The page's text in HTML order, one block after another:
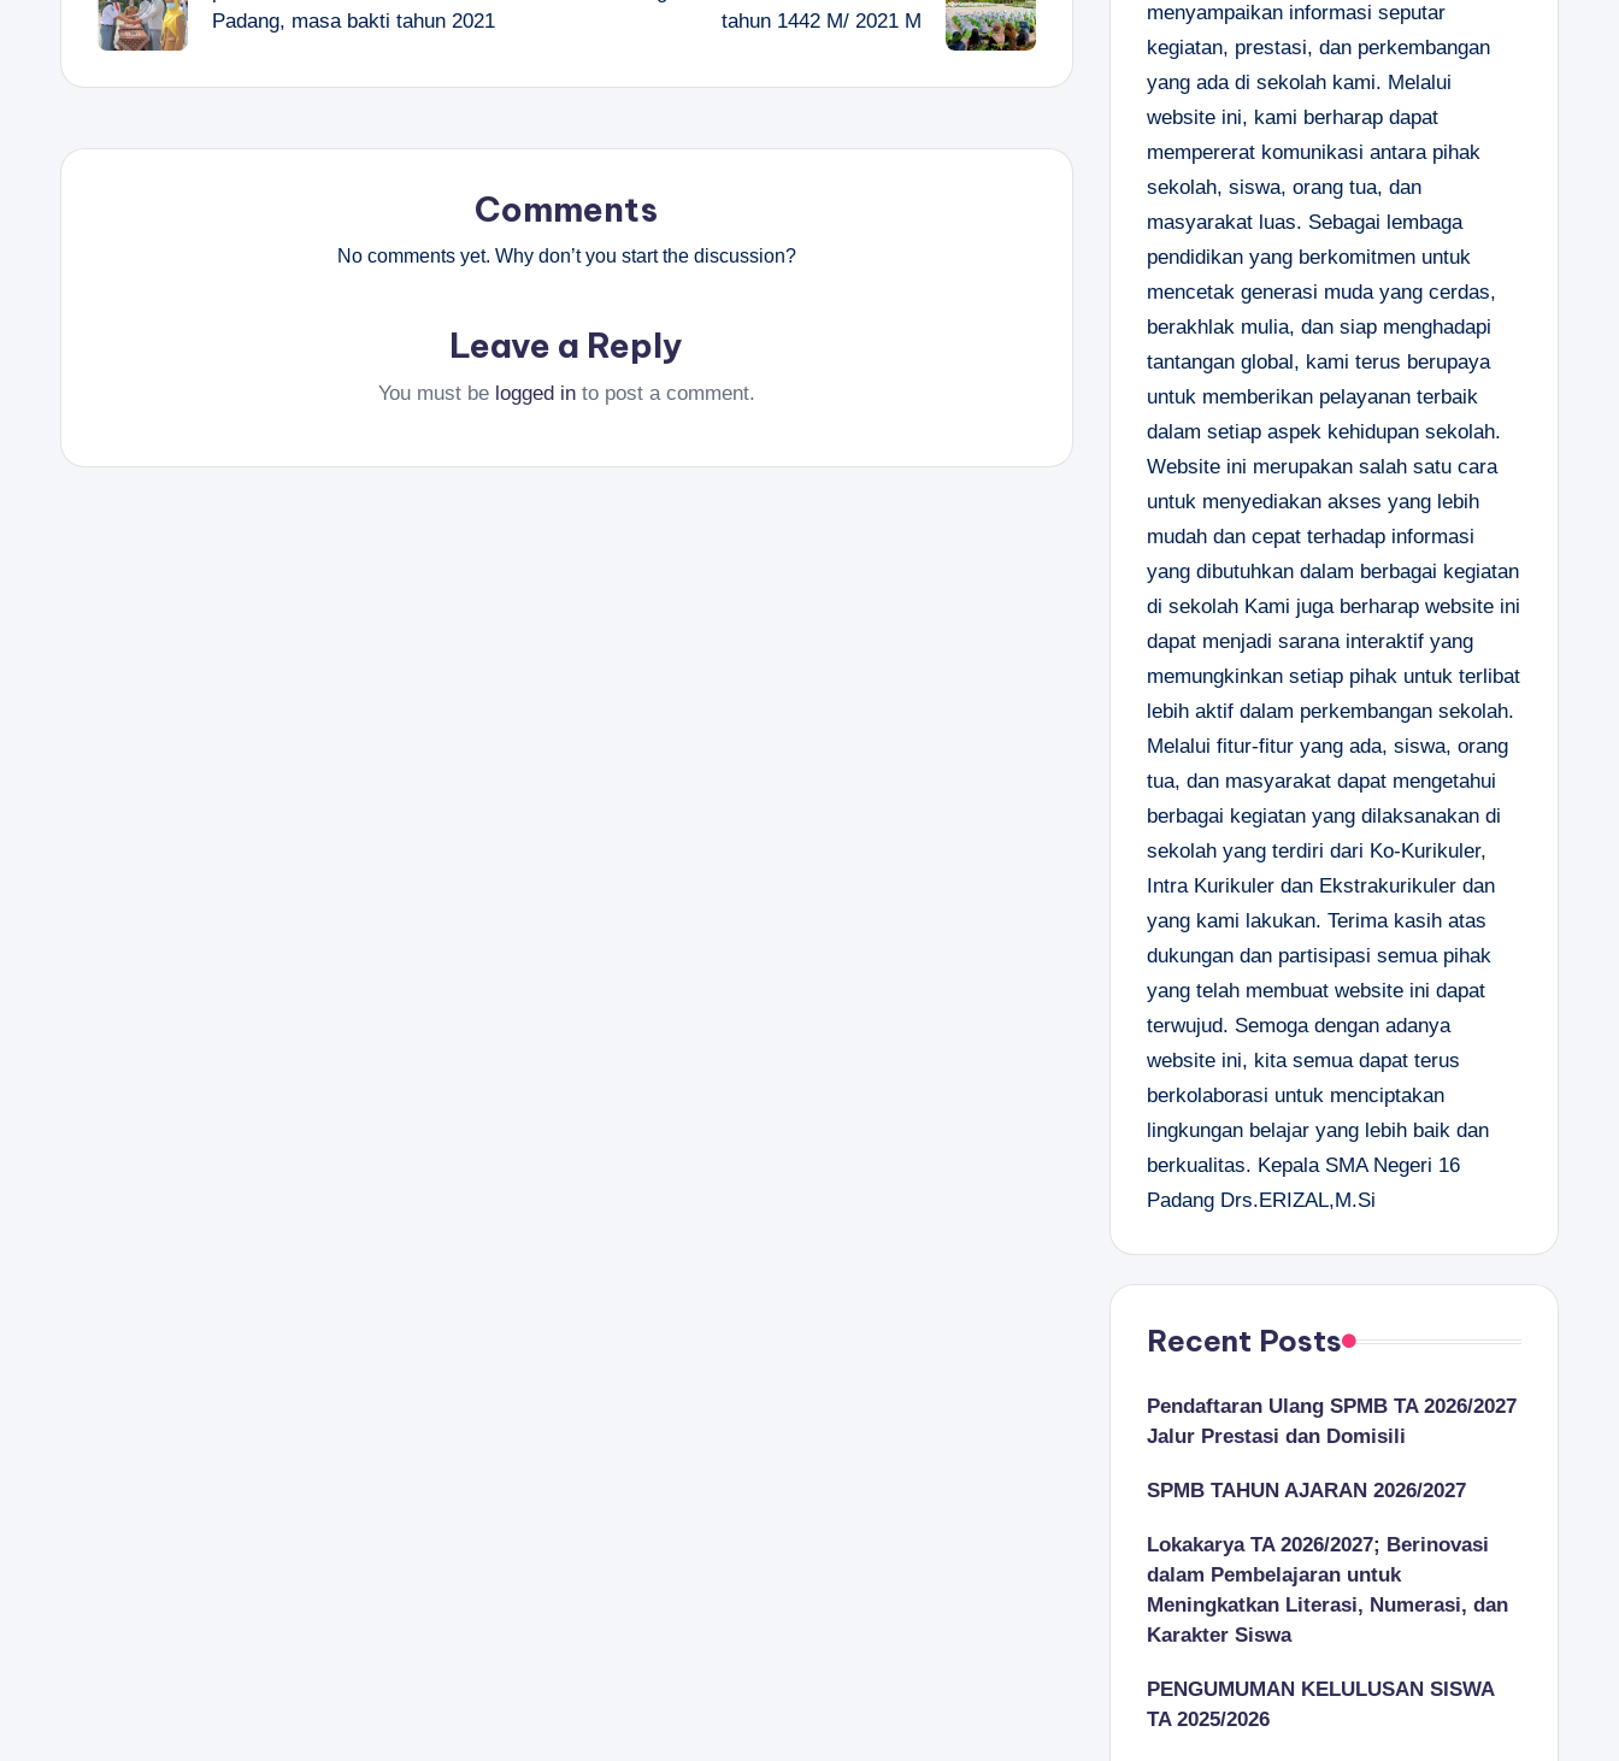
Padang, masa bakti tahun 2021
tahun 1442 M/ 2021 M
Comments
No comments yet. Why don’t you start the discussion?
Leave a Reply
You must be logged into post a comment.
menyampaikan informasi seputar
kegiatan, prestasi, dan perkembangan
yang ada di sekolah kami. Melalui
website ini, kami berharap dapat
mempererat komunikasi antara pihak
sekolah, siswa, orang tua, dan
masyarakat luas. Sebagai lembaga
pendidikan yang berkomitmen untuk
mencetak generasi muda yang cerdas,
berakhlak mulia, dan siap menghadapi
tantangan global, kami terus berupaya
untuk memberikan pelayanan terbaik
dalam setiap aspek kehidupan sekolah.
Website ini merupakan salah satu cara
untuk menyediakan akses yang lebih
mudah dan cepat terhadap informasi
yang dibutuhkan dalam berbagai kegiatan
di sekolah Kami juga berharap website ini
dapat menjadi sarana interaktif yang
memungkinkan setiap pihak untuk terlibat
lebih aktif dalam perkembangan sekolah.
Melalui fitur-fitur yang ada, siswa, orang
tua, dan masyarakat dapat mengetahui
berbagai kegiatan yang dilaksanakan di
sekolah yang terdiri dari Ko-Kurikuler,
Intra Kurikuler dan Ekstrakurikuler dan
yang kami lakukan. Terima kasih atas
dukungan dan partisipasi semua pihak
yang telah membuat website ini dapat
terwujud. Semoga dengan adanya
website ini, kita semua dapat terus
berkolaborasi untuk menciptakan
lingkungan belajar yang lebih baik dan
berkualitas. Kepala SMA Negeri 16
PadangDrs.ERIZAL,M.Si
Recent Posts
Pendaftaran Ulang SPMB TA 2026/2027
Jalur Prestasi dan Domisili
SPMB TAHUN AJARAN 2026/2027
Lokakarya TA 2026/2027; Berinovasi
dalam Pembelajaran untuk
Meningkatkan Literasi, Numerasi, dan
Karakter Siswa
PENGUMUMAN KELULUSAN SISWA
TA 2025/2026